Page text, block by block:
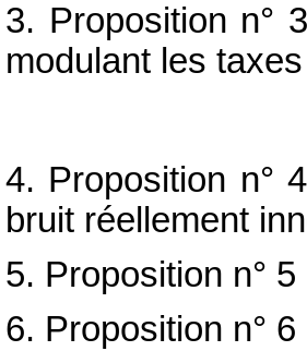
3. Proposition n°
modulant les
4. Proposition n°
bruit réellement
5. Proposition n°
6. Proposition n°